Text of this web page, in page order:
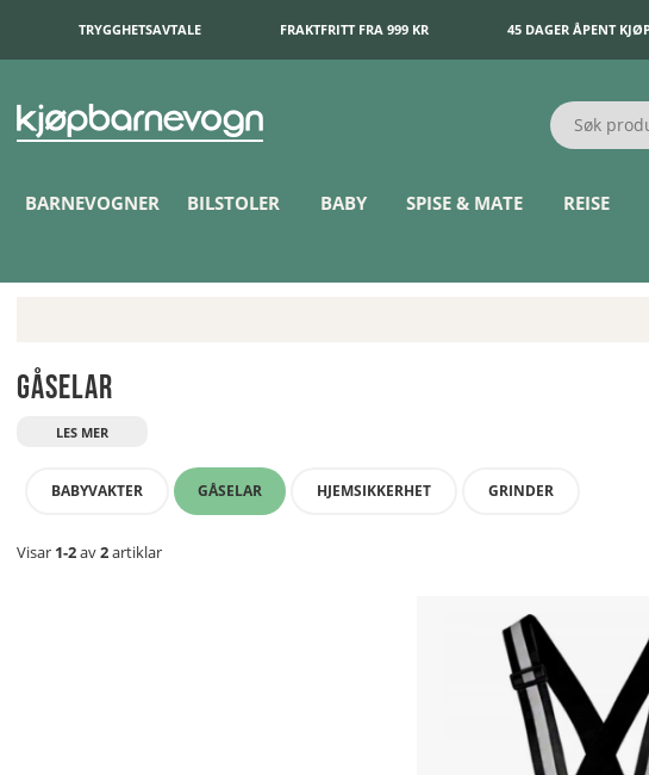
TRYGGHETSAVTALE FRAKTFRITT FRA 999 KR 45 DAGER ÅPENT
BARNEVOGNER BILSTOLER BABY SPISE & MATE REISE
Gåselar
BABYVAKTER GÅSELAR HJEMSIKKERHET GRINDER
Visar 1-2av2artiklar